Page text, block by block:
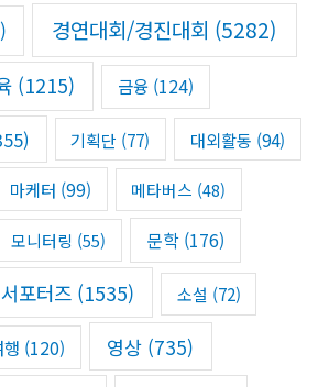
경연대회/경진대회 (5282)
(1215) 금융(124)
기획단 (77) 대외활동 (94)
마케터 (99) 메타버스 (48)
모니터링 (55) 문학(176)
서포터즈 (1535) 소설 (72)
행 (120) 영상 (735)